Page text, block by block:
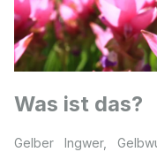
Was ist das?
Gelber Ingwer,